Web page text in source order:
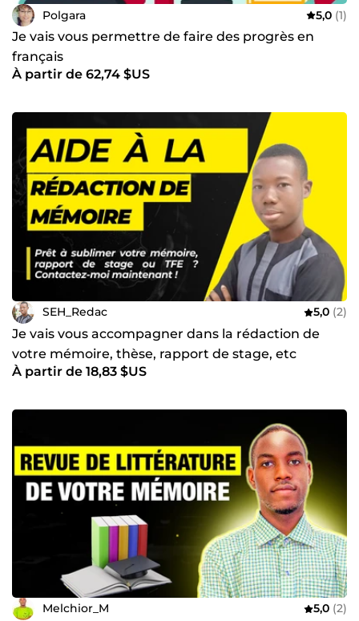
Polgara 5,0 (1)
Je vais vous permettre de faire des progrès en
français
À partir de 62,74 $US
SEH_Redac 5,0 (2)
Je vais vous accompagner dans la rédaction de
votre mémoire, thèse, rapport de stage, etc
À partir de 18,83 $US
Melchior_M 5,0 (2)